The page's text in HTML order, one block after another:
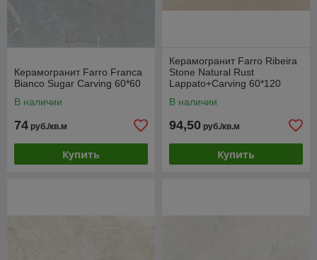
Керамогранит Farro Franca
Bianco Sugar Carving 60*60
В наличии
74 руб./кв.м
Купить
Керамогранит Farro Ribeira
Stone Natural Rust
Lappato+Carving 60*120
В наличии
94,50 руб./кв.м
Купить